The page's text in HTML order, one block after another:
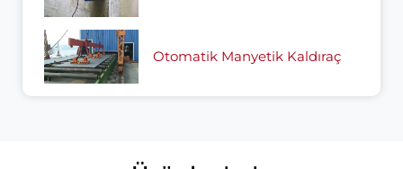
Otomatik Manyetik Kaldıraç